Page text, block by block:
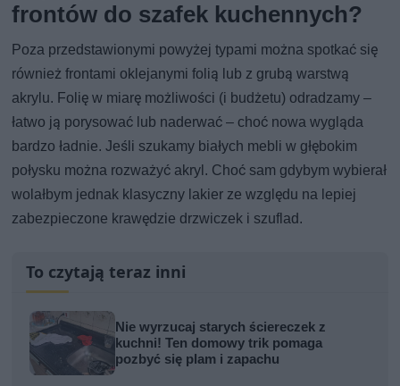
frontów do szafek kuchennych?
Poza przedstawionymi powyżej typami można spotkać się
również frontami oklejanymi folią lub z grubą warstwą
akrylu. Folię w miarę możliwości (i budżetu) odradzamy –
łatwo ją porysować lub naderwać – choć nowa wygląda
bardzo ładnie. Jeśli szukamy białych mebli w głębokim
połysku można rozważyć akryl. Choć sam gdybym wybierał
wolałbym jednak klasyczny lakier ze względu na lepiej
zabezpieczone krawędzie drzwiczek i szuflad.
To czytają teraz inni
Nie wyrzucaj starych ściereczek z
kuchni! Ten domowy trik pomaga
pozbyć się plam i zapachu